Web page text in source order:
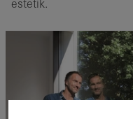
estetik.